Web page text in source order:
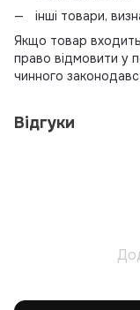
інші товари,
Якщо товар
право відмовити у
чинного
Відгуки